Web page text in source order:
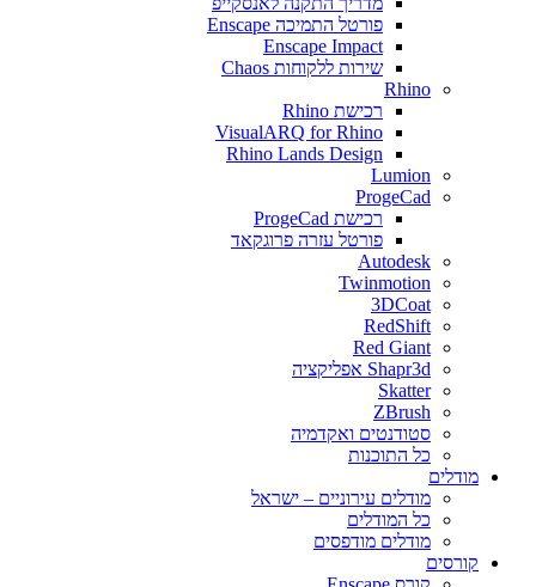
פורטל התמיכה Enscape
Enscape Impact
שירות ללקוחות Chaos
Rhino
רכישת Rhino
VisualARQ for Rhino
Rhino Lands Design
Lumion
ProgeCad
רכישת ProgeCad
פורטל עזרה פרוגקאד
Autodesk
Twinmotion
3DCoat
RedShift
Red Giant
Shapr3d אפליקציה
Skatter
ZBrush
סטודנטים ואקדמיה
כל התוכנות
מודלים
מודלים עירוניים – ישראל
כל המודלים
מודלים מודפסים
קורסים